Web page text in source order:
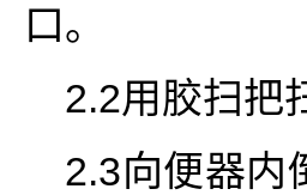
口。
2.2用胶扫把
2.3向便器内